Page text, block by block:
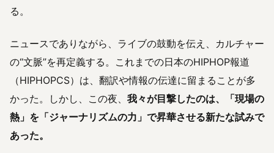
る。
ニュースでありながら、ライブの鼓動を伝え、カルチャー
の“文脈”を再定義する。これまでの日本のHIPHOP報道
（HIPHOPCS）は、翻訳や情報の伝達に留まることが多
かった。しかし、この夜、 我々が目撃したのは、「現場の
熱」を「ジャーナリズムの力」で昇華させる新たな試みで
あった。